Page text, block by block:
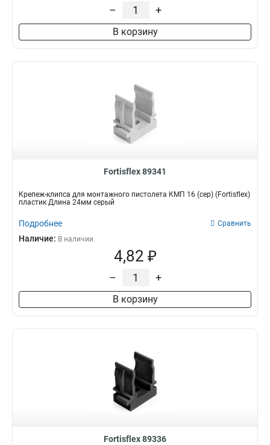
– +
В корзину
Fortisflex 89341
Крепеж-клипса для монтажного пистолета КМП 16 (сер) (Fortisflex)
пластик Длина 24мм серый
Подробнее Сравнить
Наличие: В наличии
4,82 ₽
– +
В корзину
Fortisflex 89336